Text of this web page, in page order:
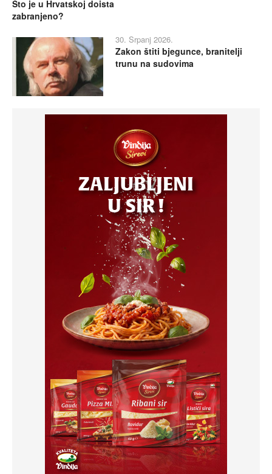
Što je u Hrvatskoj doista
zabranjeno?
30. Srpanj 2026.
Zakon štiti bjegunce, branitelji
trunu na sudovima